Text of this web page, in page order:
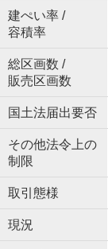
建ぺい率 /
容積率
総区画数 /
販売区画数
国土法届出要否
その他法令上の
制限
取引態様
現況